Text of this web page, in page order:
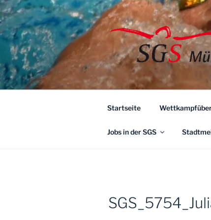
Zum
Inhalt
springen
Startseite
Jobs in der SGS